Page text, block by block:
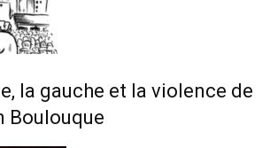
la gauche et la violence de
Boulouque